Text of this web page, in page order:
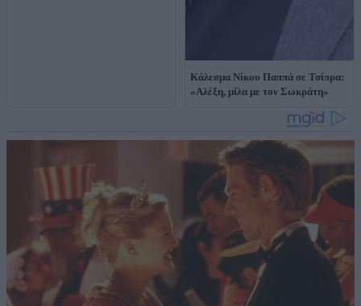
Κάλεσμα Νίκου Παππά σε Τσίπρα:
«Αλέξη, μίλα με τον Σωκράτη»